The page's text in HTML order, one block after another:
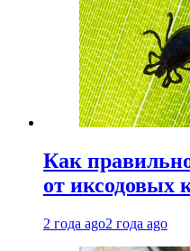
Как
от иксодовых
2 года ago2 года ago